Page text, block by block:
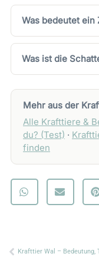
Was bedeutet ein
Was ist die
Mehr aus der
Alle Krafttiere &
du? (Test) ·
finden
Zurück